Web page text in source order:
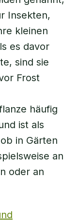
Insekten,
kleinen
es davor
sind sie
Frost
häufig
ist als
in Gärten
an
oder an